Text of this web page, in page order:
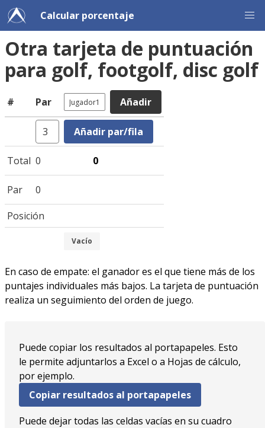
Calcular porcentaje
Otra tarjeta de puntuación
para golf, footgolf, disc golf
# Par Añadir
Añadir par/fila
Total 0
Par
0
Posición
Vacío
En caso de empate: el ganador es el que tiene más de los
puntajes individuales más bajos. La tarjeta de puntuación
realiza un seguimiento del orden de juego.
Puede copiar los resultados al portapapeles. Esto
le permite adjuntarlos a Excel o a Hojas de cálculo,
por ejemplo.
Copiar resultados al portapapeles
Puede dejar todas las celdas vacías en su cuadro